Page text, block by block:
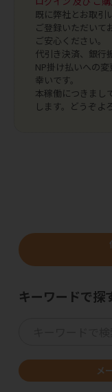
既に弊社とお取引
ご登録いただいて
ご安心ください。
代引き決済、銀行
NP掛け払いへの
幸いです。
本稼働につきまし
します。どうぞよ
キーワードで探
メ